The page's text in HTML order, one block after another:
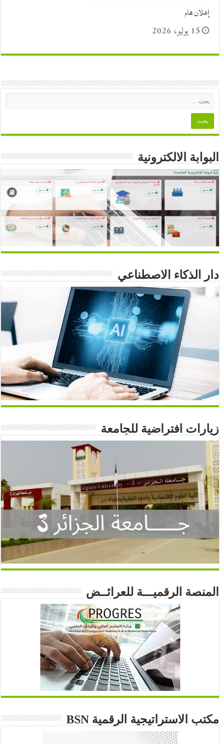
إعلان هام
15 يوليو، 2026
البوابة الالكترونية
دار الذكاء الاصطناعي
زيارات افتراضية للجامعة
المنصة الرقميـــة للعرائــض
مكتب الاستراتيجية الرقمية BSN